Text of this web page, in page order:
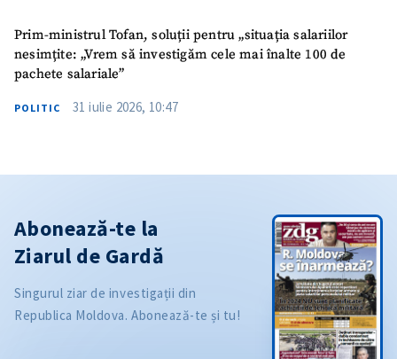
Prim-ministrul Tofan, soluții pentru „situația salariilor
nesimțite: „Vrem să investigăm cele mai înalte 100 de
pachete salariale”
POLITIC 31 iulie 2026, 10:47
Abonează-te la
Ziarul de Gardă
Singurul ziar de investigații din
Republica Moldova. Abonează-te și tu!